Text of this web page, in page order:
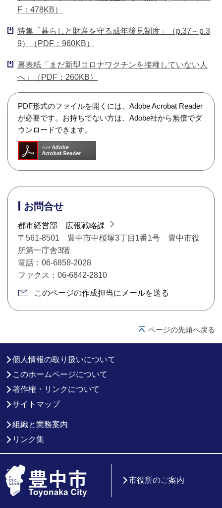
F：478KB）
特集「暮らしと財産を守る成年後見制度」（p.37～p.3
9）（PDF：960KB）
裏表紙「まだ新型コロナワクチンを接種していない人
へ」（PDF：260KB）
PDF形式のファイルを開くには、Adobe Acrobat Reader
が必要です。お持ちでない方は、Adobe社から無償でダ
ウンロードできます。
お問合せ
都市経営部 広報戦略課
〒561-8501 豊中市中桜塚3丁目1番1号 豊中市役
所第一庁舎3階
電話：06-6858-2028
ファクス：06-6842-2810
このページの作成担当にメールを送る
ページの先頭へ戻る
個人情報の取り扱いについて
このホームページについて
著作権・リンクについて
サイトマップ
組織と業務案内
リンク集
市役所のご案内